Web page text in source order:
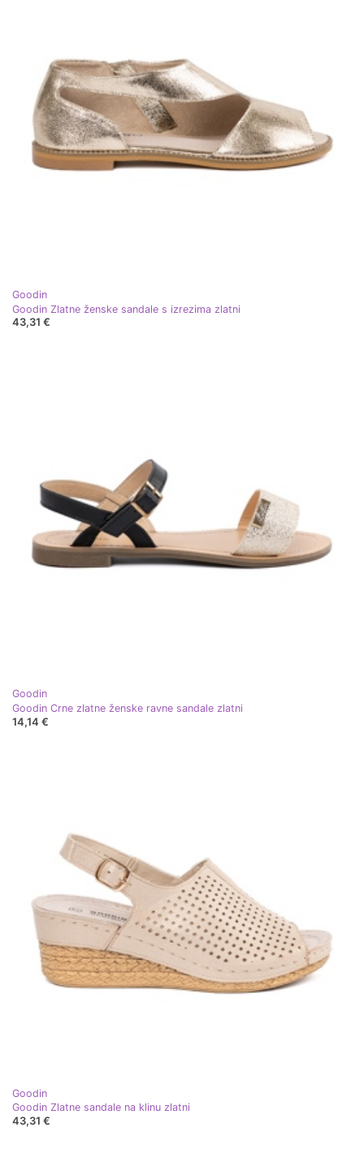
Goodin
Goodin Zlatne ženske sandale s izrezima zlatni
43,31 €
Goodin
Goodin Crne zlatne ženske ravne sandale zlatni
14,14 €
Goodin
Goodin Zlatne sandale na klinu zlatni
43,31 €